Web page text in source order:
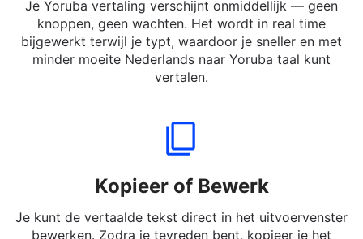
Controleer Vertaling
Je Yoruba vertaling verschijnt onmiddellijk — geen
knoppen, geen wachten. Het wordt in real time
bijgewerkt terwijl je typt, waardoor je sneller en met
vertalen.
Kopieer of Bewerk